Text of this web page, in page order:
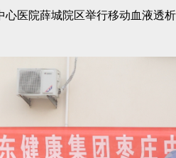
心医院薛城院区举行移动血液